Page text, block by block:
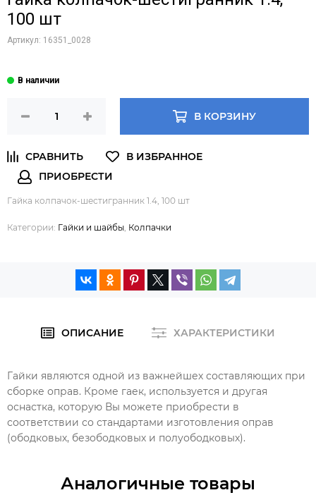
100 шт
Артикул: 16351_0028
В КОРЗИНУ
Гайка колпачок-шестигранник 1.4, 100 шт
Категории: Гайки и шайбы, Колпачки
ОПИСАНИЕ ХАРАКТЕРИСТИКИ
Гайки являются одной из важнейшех составляющих при
сборке оправ. Кроме гаек, используется и другая
оснастка, которую Вы можете приобрести в
соответствии со стандартами изготовления оправ
(ободковых, безободковых и полуободковых).
Аналогичные товары